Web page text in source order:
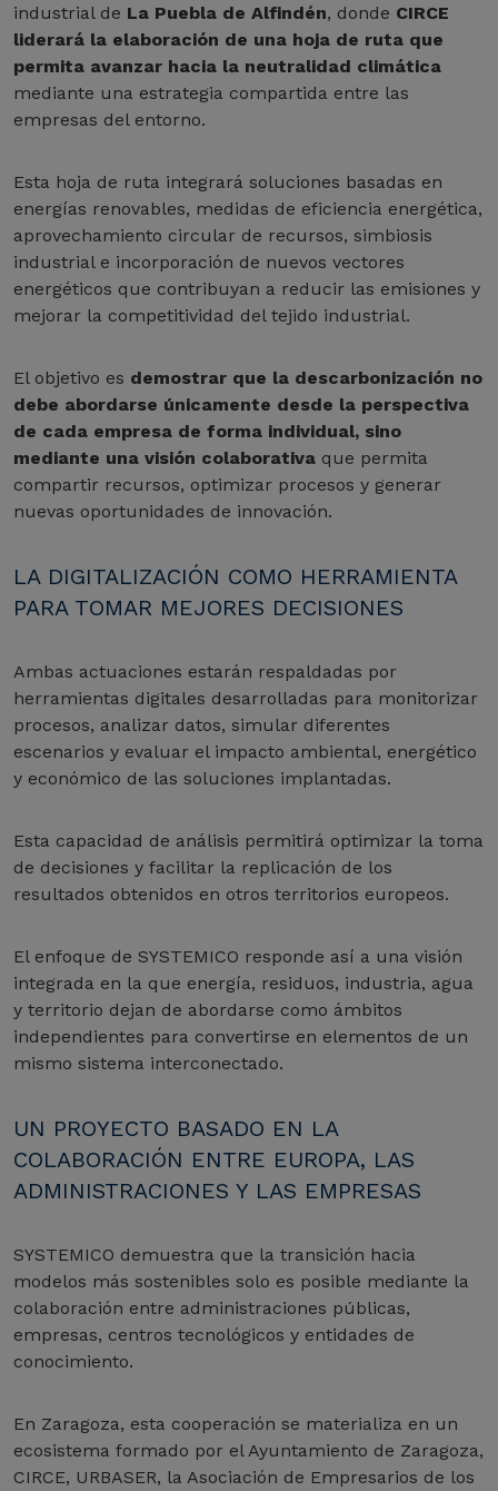
industrial de La Puebla de Alfindén, donde CIRCE
liderará la elaboración de una hoja de ruta que
permita avanzar hacia la neutralidad climática
mediante una estrategia compartida entre las
empresas del entorno.
Esta hoja de ruta integrará soluciones basadas en
energías renovables, medidas de eficiencia energética,
aprovechamiento circular de recursos, simbiosis
industrial e incorporación de nuevos vectores
energéticos que contribuyan a reducir las emisiones y
mejorar la competitividad del tejido industrial.
El objetivo es demostrar que la descarbonización no
debe abordarse únicamente desde la perspectiva
de cada empresa de forma individual, sino
mediante una visión colaborativa que permita
compartir recursos, optimizar procesos y generar
nuevas oportunidades de innovación.
LA DIGITALIZACIÓN COMO HERRAMIENTA
PARA TOMAR MEJORES DECISIONES
Ambas actuaciones estarán respaldadas por
herramientas digitales desarrolladas para monitorizar
procesos, analizar datos, simular diferentes
escenarios y evaluar el impacto ambiental, energético
y económico de las soluciones implantadas.
Esta capacidad de análisis permitirá optimizar la toma
de decisiones y facilitar la replicación de los
resultados obtenidos en otros territorios europeos.
El enfoque de SYSTEMICO responde así a una visión
integrada en la que energía, residuos, industria, agua
y territorio dejan de abordarse como ámbitos
independientes para convertirse en elementos de un
mismo sistema interconectado.
UN PROYECTO BASADO EN LA
COLABORACIÓN ENTRE EUROPA, LAS
ADMINISTRACIONES Y LAS EMPRESAS
SYSTEMICO demuestra que la transición hacia
modelos más sostenibles solo es posible mediante la
colaboración entre administraciones públicas,
empresas, centros tecnológicos y entidades de
conocimiento.
En Zaragoza, esta cooperación se materializa en un
ecosistema formado por el Ayuntamiento de Zaragoza,
CIRCE, URBASER, la Asociación de Empresarios de los